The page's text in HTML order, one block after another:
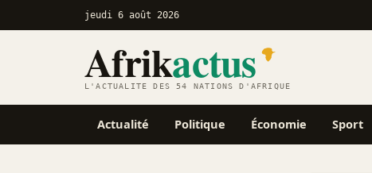
jeudi 6 août 2026
Afrikactus
L'ACTUALITÉ DES 54 NATIONS D'AFRIQUE
Actualité Politique Économie Sport